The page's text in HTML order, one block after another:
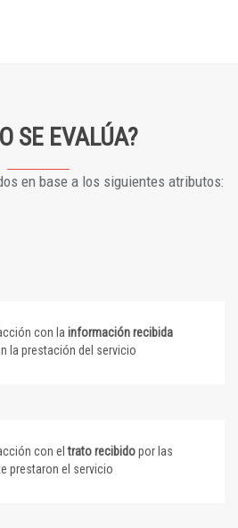
SE EVALÚA?
en base a los siguientes atributos:
con la información recibida
la prestación del servicio
con eltrato recibidopor las
prestaron el servicio